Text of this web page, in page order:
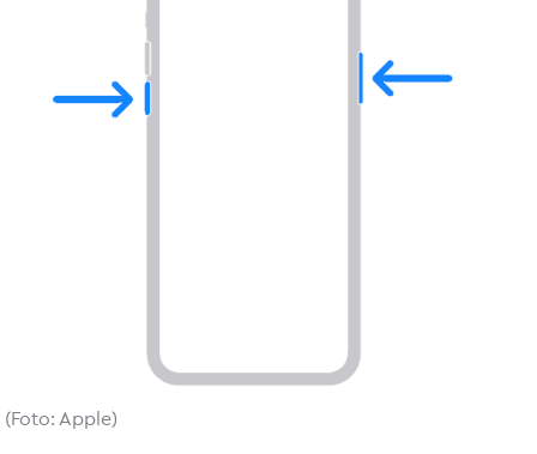
(Foto: Apple)